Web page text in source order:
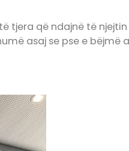
tjera që ndajnë të
asaj se pse e bëjmë